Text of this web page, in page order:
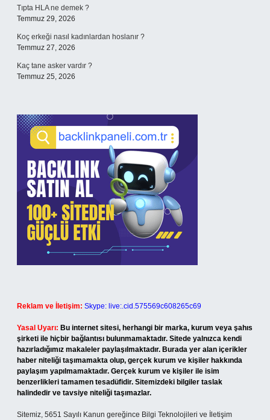
Tıpta HLA ne demek ?
Temmuz 29, 2026
Koç erkeği nasıl kadınlardan hoslanır ?
Temmuz 27, 2026
Kaç tane asker vardır ?
Temmuz 25, 2026
Reklam ve İletişim: Skype: live:.cid.575569c608265c69
Yasal Uyarı: Bu internet sitesi, herhangi bir marka, kurum veya şahıs
şirketi ile hiçbir bağlantısı bulunmamaktadır. Sitede yalnızca kendi
hazırladığımız makaleler paylaşılmaktadır. Burada yer alan içerikler
haber niteliği taşımamakta olup, gerçek kurum ve kişiler hakkında
paylaşım yapılmamaktadır. Gerçek kurum ve kişiler ile isim
benzerlikleri tamamen tesadüfidir. Sitemizdeki bilgiler taslak
halindedir ve tavsiye niteliği taşımazlar.
Sitemiz, 5651 Sayılı Kanun gereğince Bilgi Teknolojileri ve İletişim